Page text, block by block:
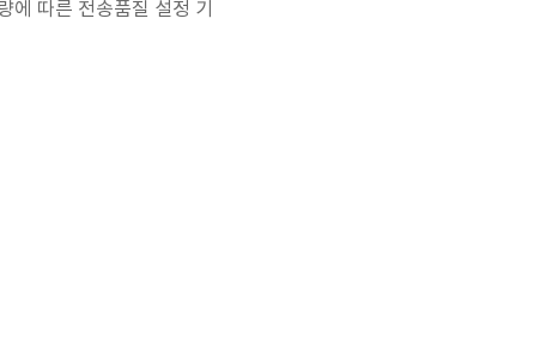
에 따른 전송품질 설정 기